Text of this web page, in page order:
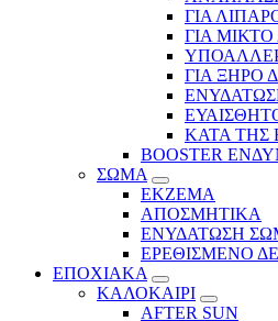
ΓΙΑ
ΓΙΑ
ΓΙΑ ΞΗΡΟ
ΚΑΤΑ ΤΗΣ
BOOSTER
ΣΩΜΑ
ΕΚΖΕΜΑ
ΑΠΟΣΜΗΤΙΚΑ
ΕΝΥΔΑΤΩΣΗ
ΕΡΕΘΙΣΜΕΝΟ
ΕΠΟΧΙΑΚΑ
ΚΑΛΟΚΑΙΡΙ
AFTER SUN